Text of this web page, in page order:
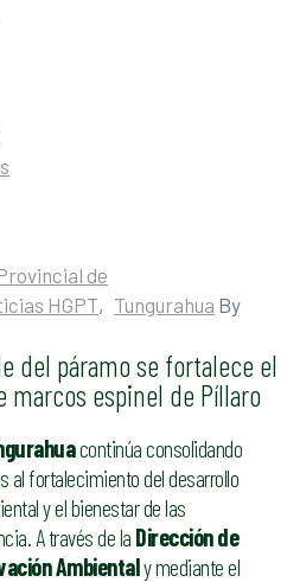
de
HGPT‚ Tungurahua By
del páramo se fortalece el
espinel de Píllaro
continúa consolidando
al fortalecimiento del desarrollo
y el bienestar de las
A través de la Dirección de
Ambientaly mediante el